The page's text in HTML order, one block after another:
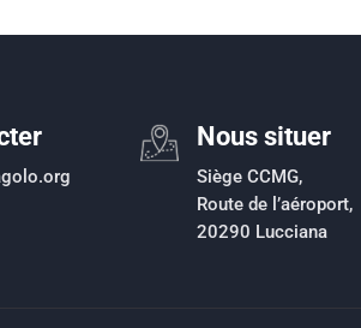
Nous situer
Siège CCMG,
Route de l’aéroport,
20290 Lucciana